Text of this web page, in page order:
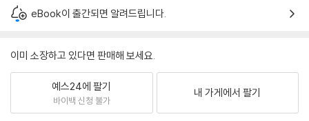
eBook이 출간되면 알려드립니다.
이미 소장하고 있다면 판매해 보세요.
예스24에 팔기
바이백 신청 불가
내 가게에서 팔기